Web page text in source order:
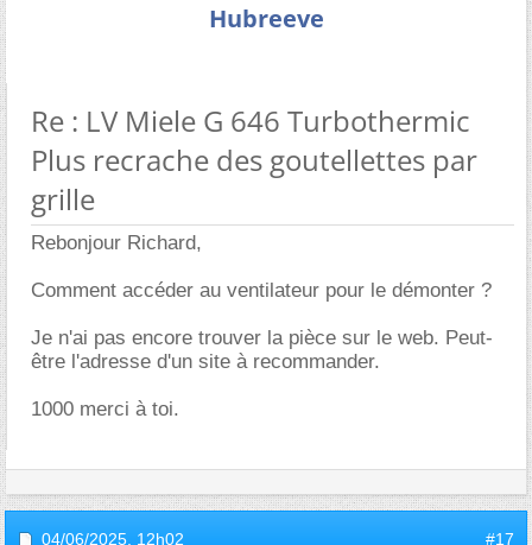
Hubreeve
Re : LV Miele G 646 Turbothermic
Plus recrache des goutellettes par
grille
Rebonjour Richard,
Comment accéder au ventilateur pour le démonter ?
Je n'ai pas encore trouver la pièce sur le web. Peut-
être l'adresse d'un site à recommander.
1000 merci à toi.
04/06/2025, 12h02 #17